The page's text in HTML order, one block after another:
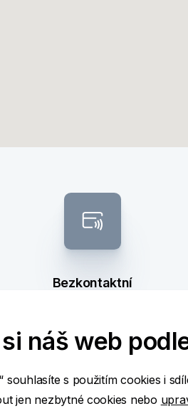
Bezkontaktní
náš web
souhlasíte s použitím cookies i
jen nezbytné cookies nebo